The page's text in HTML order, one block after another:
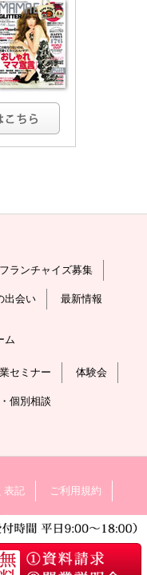
ランチャイズ募集
出会い 最新情報
ム
セミナー 体験会
個別相談
表記 ご利用規約